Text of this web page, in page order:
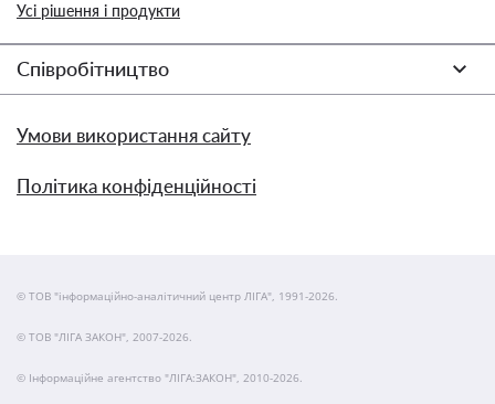
Усі рішення і продукти
Співробітництво
Умови використання сайту
Політика конфіденційності
© ТОВ "інформаційно-аналітичний центр ЛІГА", 1991-2026.
© ТОВ "ЛІГА ЗАКОН", 2007-2026.
© Інформаційне агентство "ЛІГА:ЗАКОН", 2010-2026.